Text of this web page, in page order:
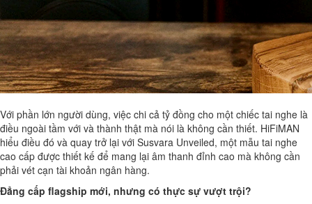
Với phần lớn người dùng, việc chi cả tỷ đồng cho một chiếc tai nghe là
điều ngoài tầm với và thành thật mà nói là không cần thiết. HiFiMAN
hiểu điều đó và quay trở lại với Susvara Unveiled, một mẫu tai nghe
cao cấp được thiết kế để mang lại âm thanh đỉnh cao mà không cần
phải vét cạn tài khoản ngân hàng.
Đẳng cấp flagship mới, nhưng có thực sự vượt trội?